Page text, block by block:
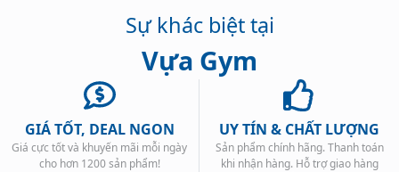
Sự khác biệt tại
Vựa Gym
GIÁ TỐT, DEAL NGON
Giá cực tốt và khuyến mãi mỗi ngày
cho hơn 1200 sản phẩm!
UY TÍN & CHẤT LƯỢNG
Sản phẩm chính hãng. Thanh toán
khi nhận hàng. Hỗ trợ giao hàng